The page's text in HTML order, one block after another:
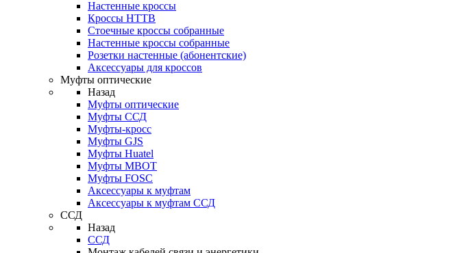
Настенные кроссы
Кроссы HTTB
Стоечные кроссы собранные
Настенные кроссы собранные
Розетки настенные (абонентские)
Аксессуары для кроссов
Муфты оптические
Назад
Муфты оптические
Муфты ССД
Муфты-кросс
Муфты GJS
Муфты Huatel
Муфты МВОТ
Муфты FOSC
Аксессуары к муфтам
Аксессуары к муфтам ССД
ССД
Назад
ССД